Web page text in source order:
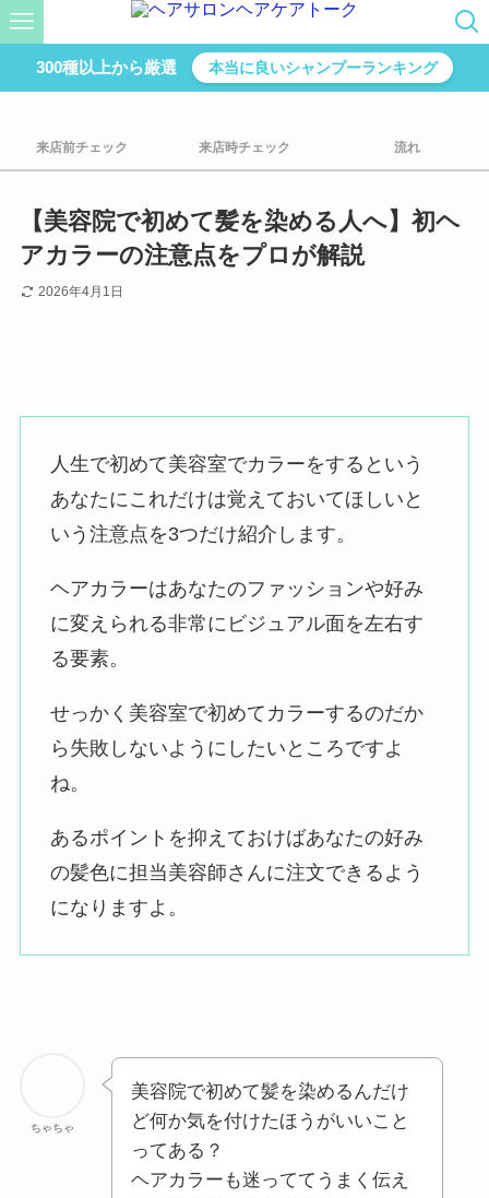
300種以上から厳選 本当に良いシャンプーランキング
来店前チェック 来店時チェック 流れ
【美容院で初めて髪を染める人へ】初ヘ
アカラーの注意点をプロが解説
2026年4月1日
人生で初めて美容室でカラーをするという
あなたにこれだけは覚えておいてほしいと
いう注意点を3つだけ紹介します。
ヘアカラーはあなたのファッションや好み
に変えられる非常にビジュアル面を左右す
る要素。
せっかく美容室で初めてカラーするのだか
ら失敗しないようにしたいところですよ
ね。
あるポイントを抑えておけばあなたの好み
の髪色に担当美容師さんに注文できるよう
になりますよ。
ちゃちゃ
美容院で初めて髪を染めるんだけ
ど何か気を付けたほうがいいこと
ってある？
ヘアカラーも迷っててうまく伝え